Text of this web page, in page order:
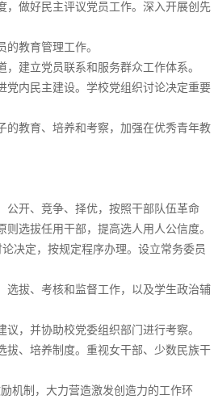
做好民主评议党员工作。深入开展创先
教育管理工作。
建立党员联系和服务群众工作体系。
内民主建设。学校党组织讨论决定重要
教育、培养和考察，加强在优秀青年教
开、竞争、择优，按照干部队伍革命
选拔任用干部，提高选人用人公信度。
决定，按规定程序办理。设立常务委员
拔、考核和监督工作，以及学生政治辅
，并协助校党委组织部门进行考察。
、培养制度。重视女干部、少数民族干
机制，大力营造激发创造力的工作环